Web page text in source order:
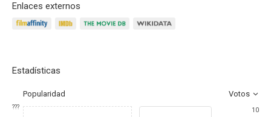
Enlaces externos
Estadísticas
Popularidad Votos
???
10